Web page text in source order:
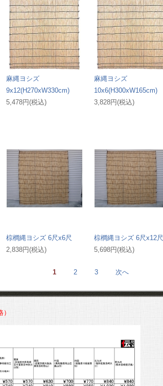
麻縄ヨシズ
9x12(H270xW330cm)
5,478円(税込)
麻縄ヨシズ
10x6(H300xW165cm)
3,828円(税込)
棕櫚縄ヨシズ 6尺x6尺
2,838円(税込)
棕櫚縄ヨシズ 6尺x12尺
5,698円(税込)
1 2 3 次へ